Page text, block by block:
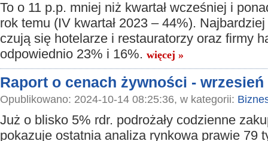
To o 11 p.p. mniej niż kwartał wcześniej i
rok temu (IV kwartał 2023 – 44%).
czują się hotelarze i restauratorzy oraz firmy
odpowiednio 23% i 16%. więcej »
Raport o cenach żywności - wrzesień
Opublikowano: 2024-10-14 08:25:36, w kategorii:
Już o blisko 5% rdr. podrożały codzienne
pokazuje ostatnia analiza rynkowa prawie 79